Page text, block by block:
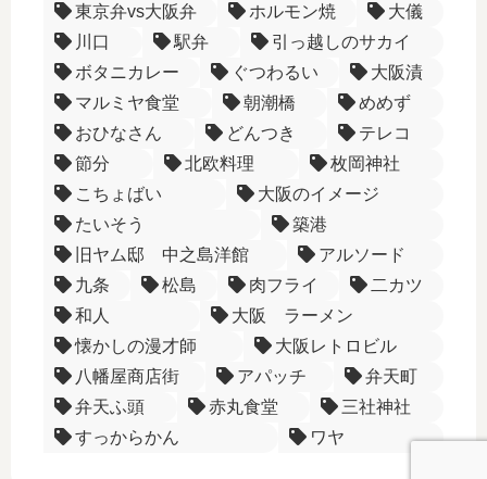
東京弁vs大阪弁
ホルモン焼
大儀
川口
駅弁
引っ越しのサカイ
ボタニカレー
ぐつわるい
大阪漬
マルミヤ食堂
朝潮橋
めめず
おひなさん
どんつき
テレコ
節分
北欧料理
枚岡神社
こちょばい
大阪のイメージ
たいそう
築港
旧ヤム邸 中之島洋館
アルソード
九条
松島 肉フライ
二カツ
和人
大阪 ラーメン
懐かしの漫才師
大阪レトロビル
八幡屋商店街
アパッチ
弁天町
弁天ふ頭
赤丸食堂
三社神社
すっからかん
ワヤ